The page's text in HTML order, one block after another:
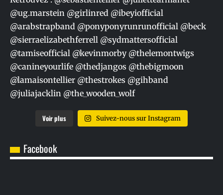
Voir plus Suivez-nous sur Instagram
Facebook